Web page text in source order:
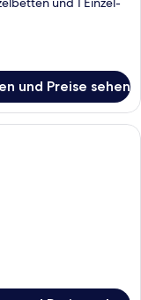
und Preise sehen
Hotelzimmer mit